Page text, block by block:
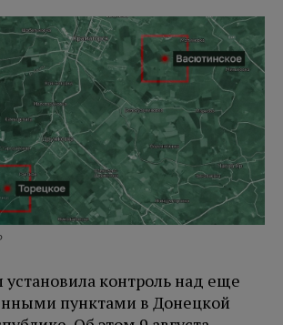
контроль над еще
пунктами в Донецкой